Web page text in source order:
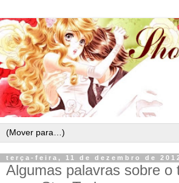
terça-feira, 11 de dezembro de
Algumas palavras sobre o